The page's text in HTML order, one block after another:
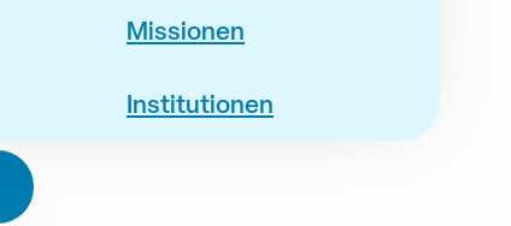
Missionen
Institutionen